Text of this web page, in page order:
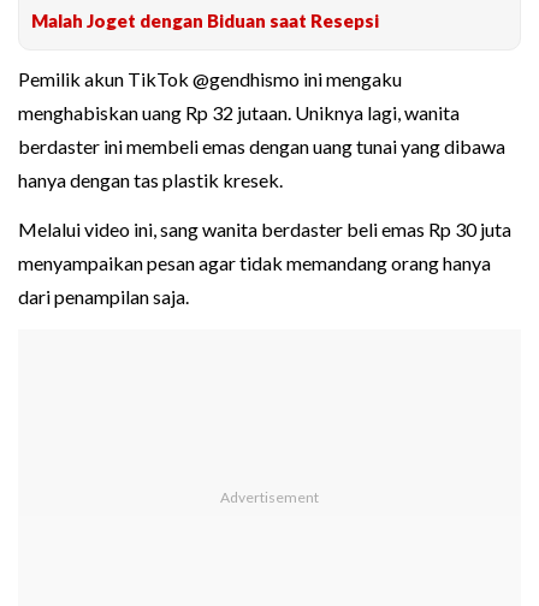
Malah Joget dengan Biduan saat Resepsi
Pemilik akun TikTok @gendhismo ini mengaku
menghabiskan uang Rp 32 jutaan. Uniknya lagi, wanita
berdaster ini membeli emas dengan uang tunai yang dibawa
hanya dengan tas plastik kresek.
Melalui video ini, sang wanita berdaster beli emas Rp 30 juta
menyampaikan pesan agar tidak memandang orang hanya
dari penampilan saja.